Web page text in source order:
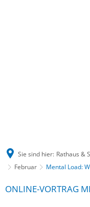
Sie sind hier: Rathaus &
Februar
Mental Load:
ONLINE-VORTRAG